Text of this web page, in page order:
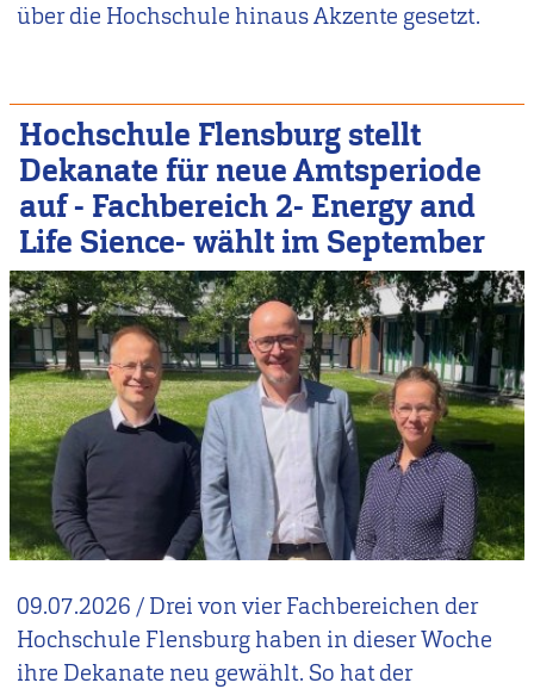
über die Hochschule hinaus Akzente gesetzt.
Hochschule Flensburg stellt
Dekanate für neue Amtsperiode
auf - Fachbereich 2- Energy and
Life Sience- wählt im September
09.07.2026 /Drei von vier Fachbereichen der
Hochschule Flensburg haben in dieser Woche
ihre Dekanate neu gewählt. So hat der